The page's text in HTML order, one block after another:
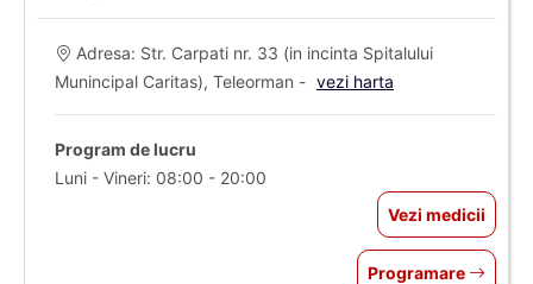
Adresa: Str. Carpati nr. 33 (in incinta Spitalului
Munincipal Caritas), Teleorman - vezi harta
Program de lucru
Luni - Vineri: 08:00 - 20:00
Vezi medicii
Programare